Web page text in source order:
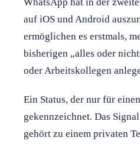
auf iOS und Android
ermöglichen es erstmals,
bisherigen „alles oder
oder Arbeitskollegen
Ein Status, der nur für
gekennzeichnet. Das
gehört zu einem privaten